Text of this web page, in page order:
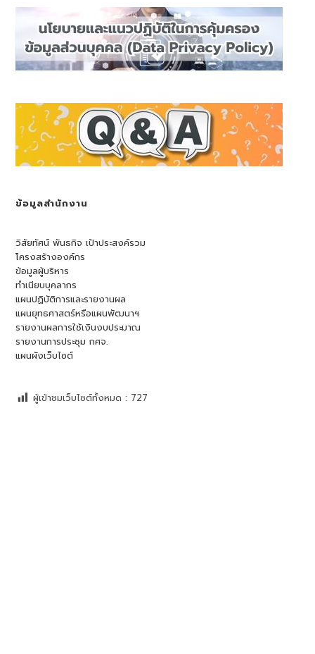
ข้อมูลสำนักงาน
วิสัยทัศน์ พันธกิจ เป้าประสงค์รวม
โครงสร้างองค์กร
ข้อมูลผู้บริหาร
ทำเนียบบุคลากร
แผนปฏิบัติการและรายงานผล
แผนยุทธศาสตร์หรือแผนพัฒนาฯ
รายงานผลการใช้เงินงบประมาณ
รายงานการประชุม กศจ.
แผนผังเว็บไซต์
ผู้เข้าชมเว็บไซต์ทั้งหมด : 727